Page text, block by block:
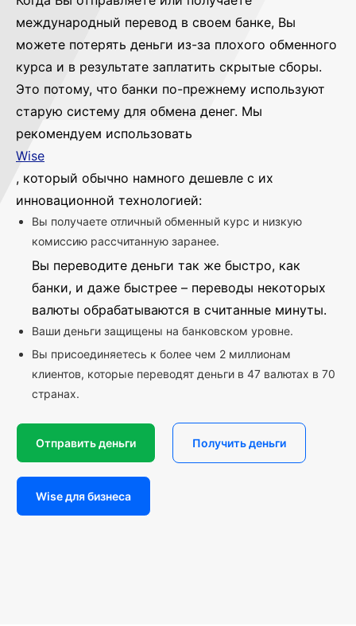
международный перевод в своем банке, Вы
можете потерять деньги из-за плохого обменного
курса и в результате заплатить скрытые сборы.
Это потому, что банки по-прежнему используют
старую систему для обмена денег. Мы
рекомендуем использовать
Wise
, который обычно намного дешевле с их
инновационной технологией:
Вы получаете отличный обменный курс и низкую
комиссию рассчитанную заранее.
Вы переводите деньги так же быстро, как
банки, и даже быстрее – переводы некоторых
валюты обрабатываются в считанные минуты.
Ваши деньги защищены на банковском уровне.
Вы присоединяетесь к более чем 2 миллионам
клиентов, которые переводят деньги в 47 валютах в 70
странах.
Отправить деньги Получить деньги
Wise для бизнеса